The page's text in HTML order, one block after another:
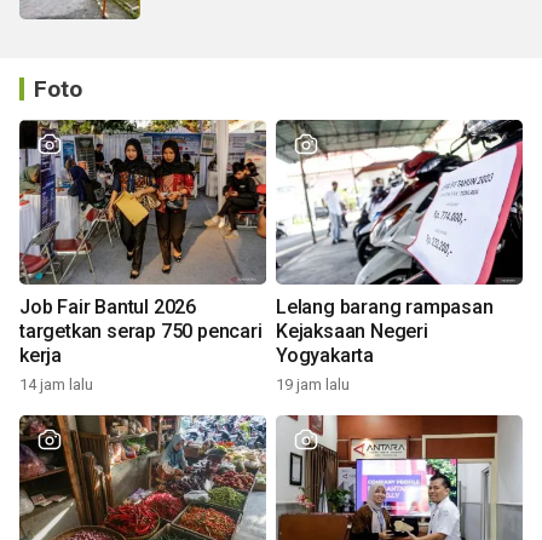
Foto
Job Fair Bantul 2026
targetkan serap 750 pencari
kerja
14 jam lalu
Lelang barang rampasan
Kejaksaan Negeri
Yogyakarta
19 jam lalu